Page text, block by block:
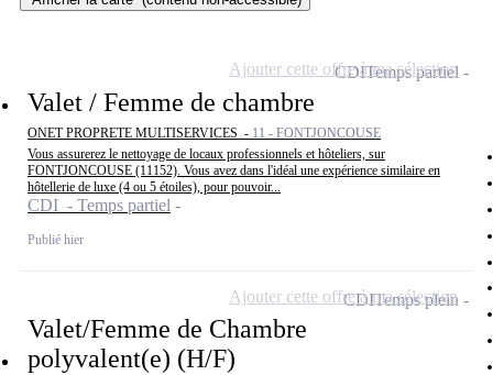
Valet / Femme de chambre
ONET PROPRETE MULTISERVICES - 11 - FONTJONCOUSE
Vous assurerez le nettoyage de locaux professionnels et hôteliers, sur
FONTJONCOUSE (11152). Vous avez dans l'idéal une expérience similaire en
hôtellerie de luxe (4 ou 5 étoiles), pour pouvoir...
CDI - Temps partiel
Publié hier
CDITemps partiel
Ajouter cette offre à ma sélection
Valet/Femme de Chambre
polyvalent(e) (H/F)
CDITemps plein
Ajouter cette offre à ma sélection